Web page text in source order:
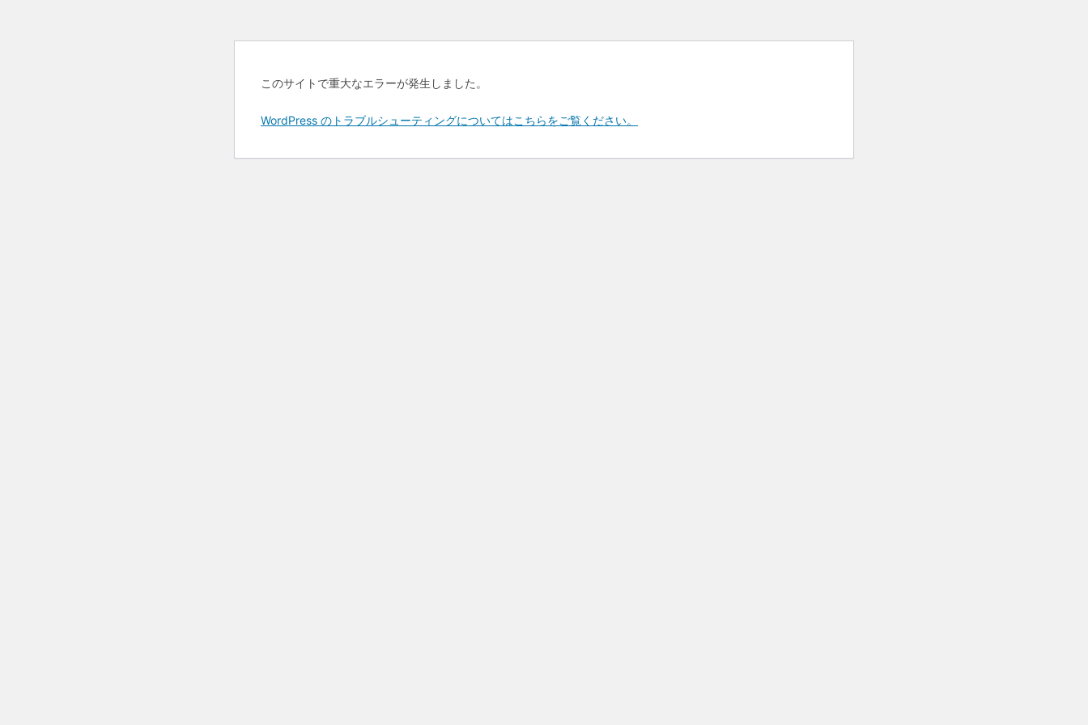
このサイトで重大なエラーが発生しました。
WordPress のトラブルシューティングについてはこちらをご覧ください。